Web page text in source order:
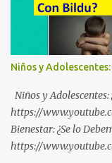
Niños y
Niños y
https://
Bienestar: ¿Se lo
https://